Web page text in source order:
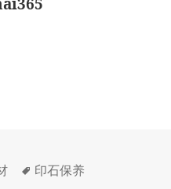
标
印石保养